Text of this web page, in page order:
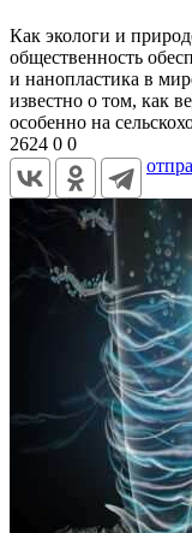
Как экологи и
общественность
и нанопластика в
известно о том, как
особенно на
2624 0 0